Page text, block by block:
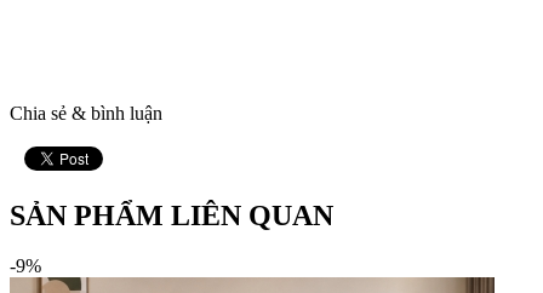
Chia sẻ & bình luận
SẢN PHẨM LIÊN QUAN
-9%